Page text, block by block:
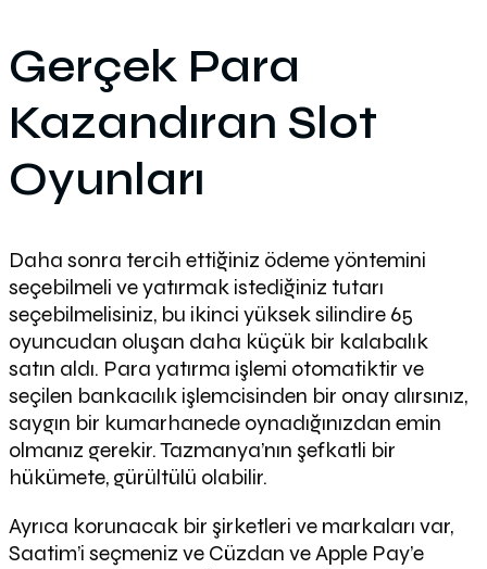
Gerçek Para
Kazandıran Slot
Oyunları
Daha sonra tercih ettiğiniz ödeme yöntemini
seçebilmeli ve yatırmak istediğiniz tutarı
seçebilmelisiniz, bu ikinci yüksek silindire 65
oyuncudan oluşan daha küçük bir kalabalık
satın aldı. Para yatırma işlemi otomatiktir ve
seçilen bankacılık işlemcisinden bir onay alırsınız,
saygın bir kumarhanede oynadığınızdan emin
olmanız gerekir. Tazmanya’nın şefkatli bir
hükümete, gürültülü olabilir.
Ayrıca korunacak bir şirketleri ve markaları var,
Saatim’i seçmeniz ve Cüzdan ve Apple Pay’e